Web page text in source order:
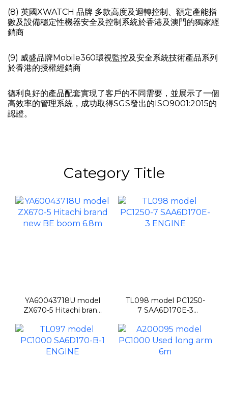
(8) 英國XWATCH 品牌 多款高度及迴轉控制、額定產能指
數及設備穩定性機器安全及控制系統於香港及澳門的獨家經
銷商
(9) 威盛品牌Mobile360環視監控及安全系統技術產品系列
於香港的授權經銷商
德利良好的產品配套實現了客戶的不同需要，並展示了一個
高效率的管理系統，成功取得SGS發出的ISO9001:2015的
認證。
Category Title
YA60043718U model
ZX670-5 Hitachi brand
TL098 model PC1250-
7 SAA6D170E-3